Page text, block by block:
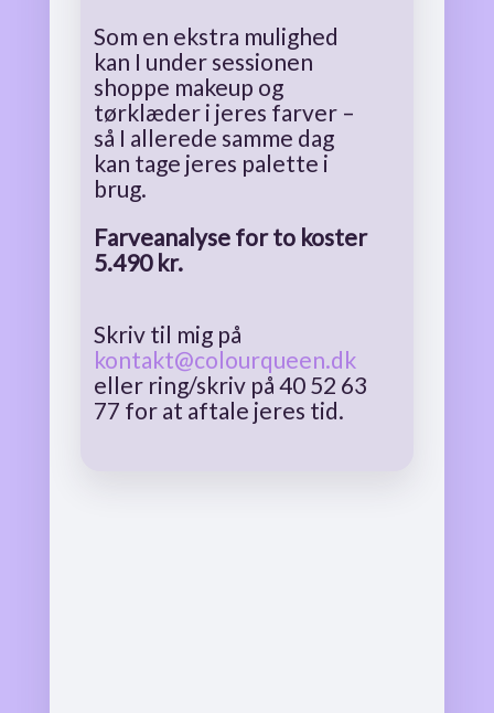
Som en ekstra mulighed
kan I under sessionen
shoppe makeup og
tørklæder i jeres farver –
så I allerede samme dag
kan tage jeres palette i
brug.
Farveanalyse for to koster
5.490 kr.
Skriv til mig på
kontakt@colourqueen.dk
eller ring/skriv på 40 52 63
77 for at aftale jeres tid.